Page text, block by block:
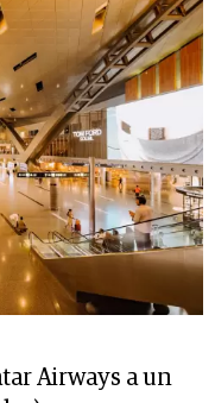
Airways a un